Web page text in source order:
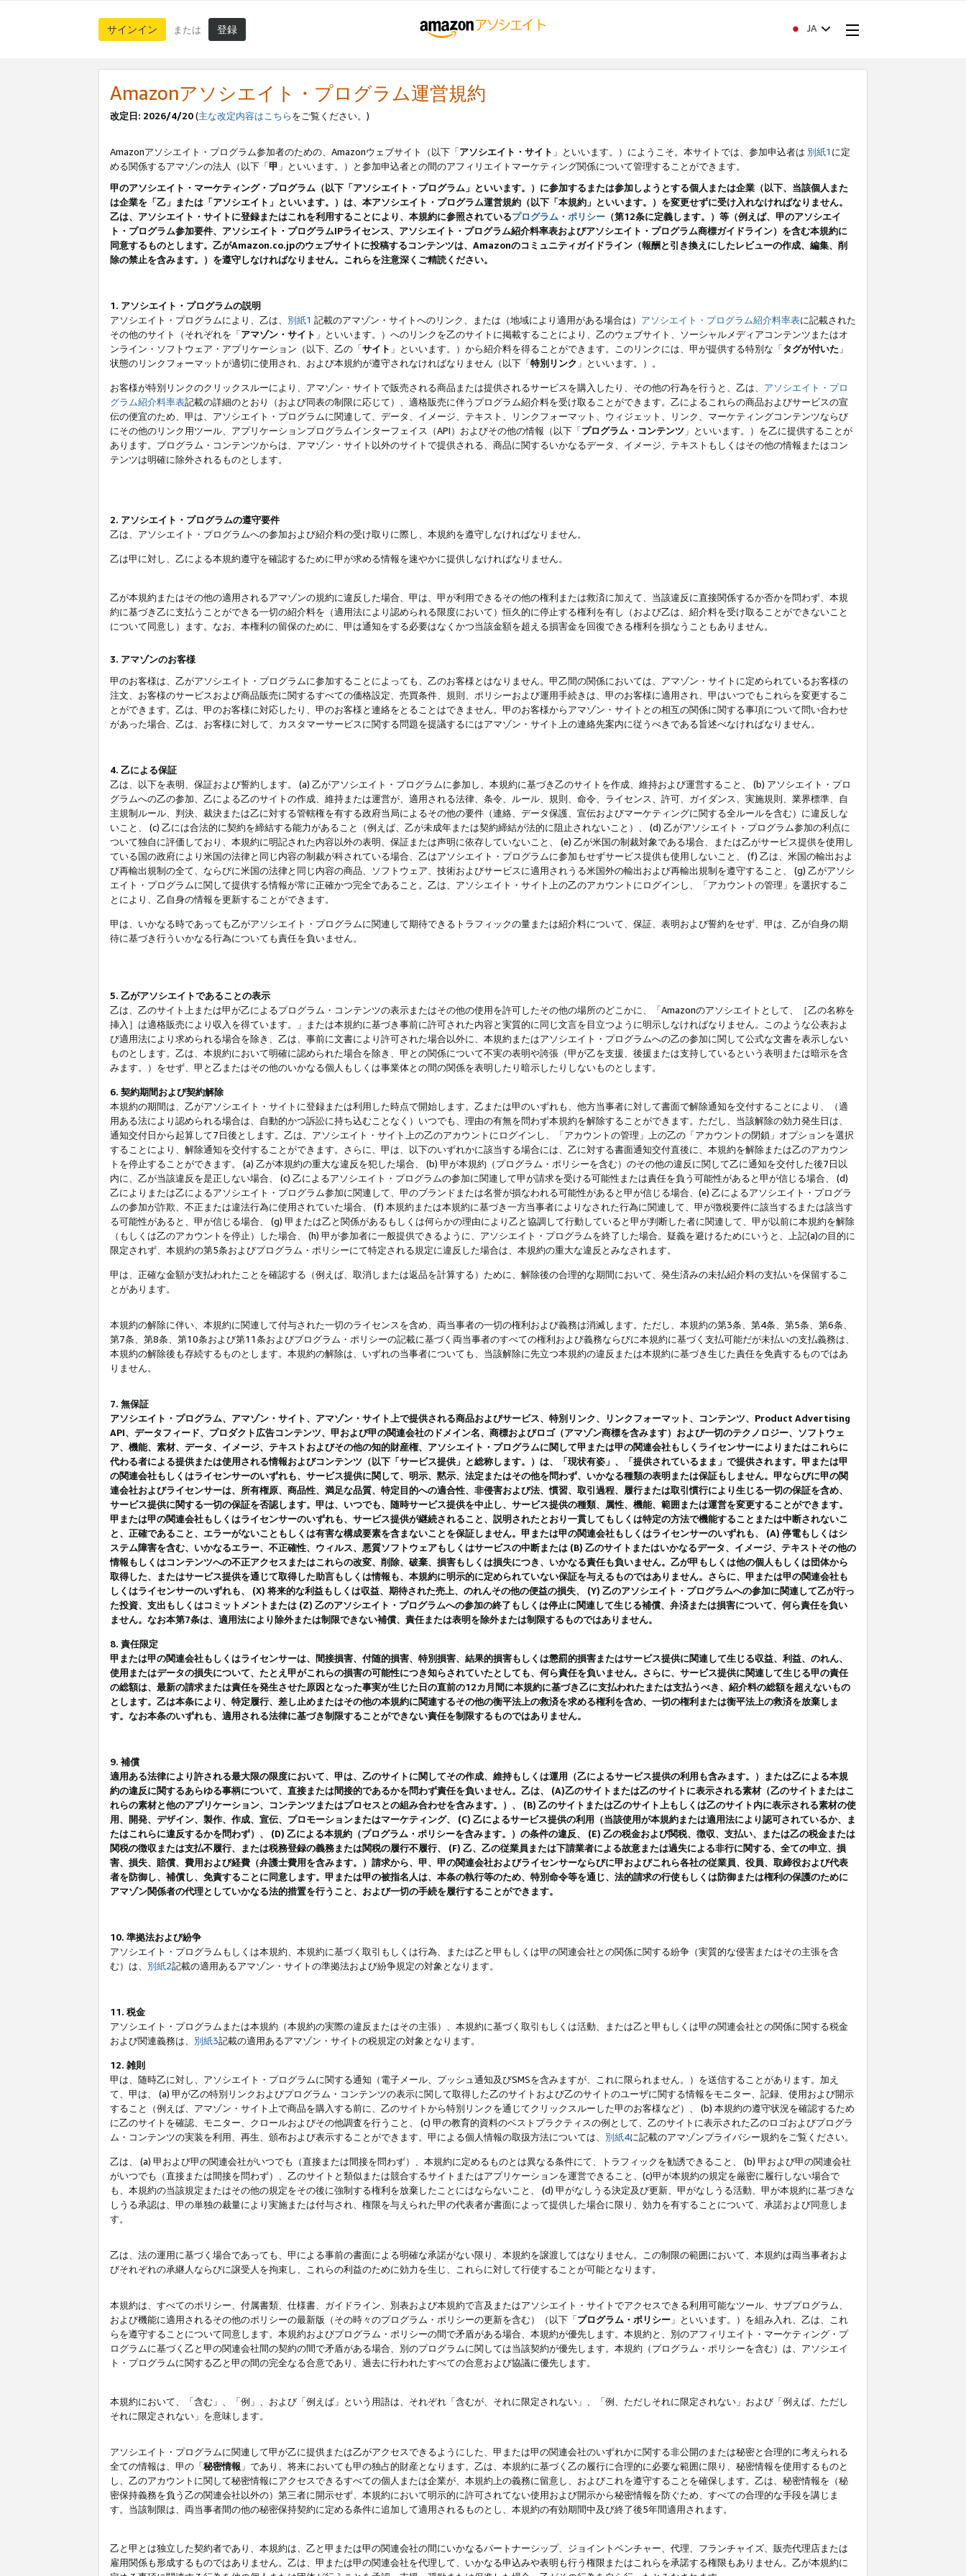
サインイン または 登録 JA
Amazonアソシエイト・プログラム運営規約
改定日: 2026/4/20(主な改定内容はこちらをご覧ください。)
Amazonアソシエイト・プログラム参加者のための、Amazonウェブサイト（以下「アソシエイト・サイト 」といいます。）にようこそ。本サイトでは、参加申込者は 別紙1 に定
める関係するアマゾンの法人（以下「甲 」といいます。）と参加申込者との間のアフィリエイトマーケティング関係について管理することができます。
甲のアソシエイト・マーケティング・プログラム（以下「アソシエイト・プログラム」といいます。）に参加するまたは参加しようとする個人または企業（以下、当該個人また
は企業を「乙」または「アソシエイト」といいます。）は、本アソシエイト・プログラム運営規約（以下「本規約」といいます。）を変更せずに受け入れなければなりません。
乙は、アソシエイト・サイトに登録またはこれを利用することにより、本規約に参照されているプログラム・ポリシー （第12条に定義します。）等（例えば、甲のアソシエイ
ト・プログラム参加要件、アソシエイト・プログラムIPライセンス、アソシエイト・プログラム紹介料率表およびアソシエイト・プログラム商標ガイドライン）を含む本規約に
同意するものとします。乙がAmazon.co.jpのウェブサイトに投稿するコンテンツは、Amazonのコミュニティガイドライン（報酬と引き換えにしたレビューの作成、編集、削
除の禁止を含みます。）を遵守しなければなりません。これらを注意深くご精読ください。
1. アソシエイト・プログラムの説明
アソシエイト・プログラムにより、乙は、 別紙1 記載のアマゾン・サイトへのリンク、または（地域により適用がある場合は） アソシエイト・プログラム紹介料率表に記載された
その他のサイト（それぞれを「アマゾン・サイト 」といいます。）へのリンクを乙のサイトに掲載することにより、乙のウェブサイト、ソーシャルメディアコンテンツまたはオ
ンライン・ソフトウェア・アプリケーション（以下、乙の「サイト 」といいます。）から紹介料を得ることができます。このリンクには、甲が提供する特別な「タグが付いた 」
状態のリンクフォーマットが適切に使用され、および本規約が遵守されなければなりません（以下「特別リンク 」といいます。）。
お客様が特別リンクのクリックスルーにより、アマゾン・サイトで販売される商品または提供されるサービスを購入したり、その他の行為を行うと、乙は、 アソシエイト・プロ
グラム紹介料率表記載の詳細のとおり（および同表の制限に応じて）、適格販売に伴うプログラム紹介料を受け取ることができます。乙によるこれらの商品およびサービスの宣
伝の便宜のため、甲は、アソシエイト・プログラムに関連して、データ、イメージ、テキスト、リンクフォーマット、ウィジェット、リンク、マーケティングコンテンツならび
にその他のリンク用ツール、アプリケーションプログラムインターフェイス（API）およびその他の情報（以下「プログラム・コンテンツ 」といいます。）を乙に提供することが
あります。プログラム・コンテンツからは、アマゾン・サイト以外のサイトで提供される、商品に関するいかなるデータ、イメージ、テキストもしくはその他の情報またはコン
テンツは明確に除外されるものとします。
2. アソシエイト・プログラムの遵守要件
乙は、アソシエイト・プログラムへの参加および紹介料の受け取りに際し、本規約を遵守しなければなりません。
乙は甲に対し、乙による本規約遵守を確認するために甲が求める情報を速やかに提供しなければなりません。
乙が本規約またはその他の適用されるアマゾンの規約に違反した場合、甲は、甲が利用できるその他の権利または救済に加えて、当該違反に直接関係するか否かを問わず、本規
約に基づき乙に支払うことができる一切の紹介料を（適用法により認められる限度において）恒久的に停止する権利を有し（および乙は、紹介料を受け取ることができないこと
について同意し）ます。なお、本権利の留保のために、甲は通知をする必要はなくかつ当該金額を超える損害金を回復できる権利を損なうこともありません。
3. アマゾンのお客様
甲のお客様は、乙がアソシエイト・プログラムに参加することによっても、乙のお客様とはなりません。甲乙間の関係においては、アマゾン・サイトに定められているお客様の
注文、お客様のサービスおよび商品販売に関するすべての価格設定、売買条件、規則、ポリシーおよび運用手続きは、甲のお客様に適用され、甲はいつでもこれらを変更するこ
とができます。乙は、甲のお客様に対応したり、甲のお客様と連絡をとることはできません。甲のお客様からアマゾン・サイトとの相互の関係に関する事項について問い合わせ
があった場合、乙は、お客様に対して、カスタマーサービスに関する問題を提議するにはアマゾン・サイト上の連絡先案内に従うべきである旨述べなければなりません。
4. 乙による保証
乙は、以下を表明、保証および誓約します。 (a) 乙がアソシエイト・プログラムに参加し、本規約に基づき乙のサイトを作成、維持および運営すること、 (b) アソシエイト・プロ
グラムへの乙の参加、乙による乙のサイトの作成、維持または運営が、適用される法律、条令、ルール、規則、命令、ライセンス、許可、ガイダンス、実施規則、業界標準、自
主規制ルール、判決、裁決または乙に対する管轄権を有する政府当局によるその他の要件（連絡、データ保護、宣伝およびマーケティングに関する全ルールを含む）に違反しな
いこと、 (c) 乙には合法的に契約を締結する能力があること（例えば、乙が未成年または契約締結が法的に阻止されないこと）、 (d) 乙がアソシエイト・プログラム参加の利点に
ついて独自に評価しており、本規約に明記された内容以外の表明、保証または声明に依存していないこと、 (e) 乙が米国の制裁対象である場合、または乙がサービス提供を使用し
ている国の政府により米国の法律と同じ内容の制裁が科されている場合、乙はアソシエイト・プログラムに参加もせずサービス提供も使用しないこと、 (f) 乙は、米国の輸出およ
び再輸出規制の全て、ならびに米国の法律と同じ内容の商品、ソフトウェア、技術およびサービスに適用されうる米国外の輸出および再輸出規制を遵守すること、 (g) 乙がアソシ
エイト・プログラムに関して提供する情報が常に正確かつ完全であること。乙は、アソシエイト・サイト上の乙のアカウントにログインし、「アカウントの管理」を選択するこ
とにより、乙自身の情報を更新することができます。
甲は、いかなる時であっても乙がアソシエイト・プログラムに関連して期待できるトラフィックの量または紹介料について、保証、表明および誓約をせず、甲は、乙が自身の期
待に基づき行ういかなる行為についても責任を負いません。
5. 乙がアソシエイトであることの表示
乙は、乙のサイト上または甲が乙によるプログラム・コンテンツの表示またはその他の使用を許可したその他の場所のどこかに、「Amazonのアソシエイトとして、［乙の名称を
挿入］は適格販売により収入を得ています。」または本規約に基づき事前に許可された内容と実質的に同じ文言を目立つように明示しなければなりません。このような公表およ
び適用法により求められる場合を除き、乙は、事前に文書により許可された場合以外に、本規約またはアソシエイト・プログラムへの乙の参加に関して公式な文書を表示しない
ものとします。乙は、本規約において明確に認められた場合を除き、甲との関係について不実の表明や誇張（甲が乙を支援、後援または支持しているという表明または暗示を含
みます。）をせず、甲と乙またはその他のいかなる個人もしくは事業体との間の関係を表明したり暗示したりしないものとします。
6. 契約期間および契約解除
本規約の期間は、乙がアソシエイト・サイトに登録または利用した時点で開始します。乙または甲のいずれも、他方当事者に対して書面で解除通知を交付することにより、（適
用ある法により認められる場合は、自動的かつ訴訟に持ち込むことなく）いつでも、理由の有無を問わず本規約を解除することができます。ただし、当該解除の効力発生日は、
通知交付日から起算して7日後とします。乙は、アソシエイト・サイト上の乙のアカウントにログインし、「アカウントの管理」上の乙の「アカウントの閉鎖」オプションを選択
することにより、解除通知を交付することができます。さらに、甲は、以下のいずれかに該当する場合には、乙に対する書面通知交付直後に、本規約を解除または乙のアカウン
トを停止することができます。 (a) 乙が本規約の重大な違反を犯した場合、 (b) 甲が本規約（プログラム・ポリシーを含む）のその他の違反に関して乙に通知を交付した後7日以
内に、乙が当該違反を是正しない場合、 (c) 乙によるアソシエイト・プログラムの参加に関連して甲が請求を受ける可能性または責任を負う可能性があると甲が信じる場合、 (d)
乙によりまたは乙によるアソシエイト・プログラム参加に関連して、甲のブランドまたは名誉が損なわれる可能性があると甲が信じる場合、(e) 乙によるアソシエイト・プログラ
ムの参加が詐欺、不正または違法行為に使用されていた場合、 (f) 本規約または本規約に基づき一方当事者によりなされた行為に関連して、甲が徴税要件に該当するまたは該当す
る可能性があると、甲が信じる場合、 (g) 甲または乙と関係があるもしくは何らかの理由により乙と協調して行動していると甲が判断した者に関連して、甲が以前に本規約を解除
（もしくは乙のアカウントを停止）した場合、 (h) 甲が参加者に一般提供できるように、アソシエイト・プログラムを終了した場合。疑義を避けるためにいうと、上記(a)の目的に
限定されず、本規約の第5条およびプログラム・ポリシーにて特定される規定に違反した場合は、本規約の重大な違反とみなされます。
甲は、正確な金額が支払われたことを確認する（例えば、取消しまたは返品を計算する）ために、解除後の合理的な期間において、発生済みの未払紹介料の支払いを保留するこ
とがあります。
本規約の解除に伴い、本規約に関連して付与された一切のライセンスを含め、両当事者の一切の権利および義務は消滅します。ただし、本規約の第3条、第4条、第5条、第6条、
第7条、第8条、第10条および第11条およびプログラム・ポリシーの記載に基づく両当事者のすべての権利および義務ならびに本規約に基づく支払可能だが未払いの支払義務は、
本規約の解除後も存続するものとします。本規約の解除は、いずれの当事者についても、当該解除に先立つ本規約の違反または本規約に基づき生じた責任を免責するものではあ
りません。
7. 無保証
アソシエイト・プログラム、アマゾン・サイト、アマゾン・サイト上で提供される商品およびサービス、特別リンク、リンクフォーマット、コンテンツ、Product Advertising
API、データフィード、プロダクト広告コンテンツ、甲および甲の関連会社のドメイン名、商標およびロゴ（アマゾン商標を含みます）および一切のテクノロジー、ソフトウェ
ア、機能、素材、データ、イメージ、テキストおよびその他の知的財産権、アソシエイト・プログラムに関して甲または甲の関連会社もしくライセンサーによりまたはこれらに
代わる者による提供または使用される情報およびコンテンツ（以下「サービス提供」と総称します。）は、「現状有姿」、「提供されているまま」で提供されます。甲または甲
の関連会社もしくはライセンサーのいずれも、サービス提供に関して、明示、黙示、法定またはその他を問わず、いかなる種類の表明または保証もしません。甲ならびに甲の関
連会社およびライセンサーは、所有権原、商品性、満足な品質、特定目的への適合性、非侵害および法、慣習、取引過程、履行または取引慣行により生じる一切の保証を含め、
サービス提供に関する一切の保証を否認します。甲は、いつでも、随時サービス提供を中止し、サービス提供の種類、属性、機能、範囲または運営を変更することができます。
甲または甲の関連会社もしくはライセンサーのいずれも、サービス提供が継続されること、説明されたとおり一貫してもしくは特定の方法で機能することまたは中断されないこ
と、正確であること、エラーがないこともしくは有害な構成要素を含まないことを保証しません。甲または甲の関連会社もしくはライセンサーのいずれも、 (A) 停電もしくはシ
ステム障害を含む、いかなるエラー、不正確性、ウィルス、悪質ソフトウェアもしくはサービスの中断または (B) 乙のサイトまたはいかなるデータ、イメージ、テキストその他の
情報もしくはコンテンツへの不正アクセスまたはこれらの改変、削除、破棄、損害もしくは損失につき、いかなる責任も負いません。乙が甲もしくは他の個人もしくは団体から
取得した、またはサービス提供を通じて取得した助言もしくは情報も、本規約に明示的に定められていない保証を与えるものではありません。さらに、甲または甲の関連会社も
しくはライセンサーのいずれも、 (X) 将来的な利益もしくは収益、期待された売上、のれんその他の便益の損失、 (Y) 乙のアソシエイト・プログラムへの参加に関連して乙が行っ
た投資、支出もしくはコミットメントまたは (Z) 乙のアソシエイト・プログラムへの参加の終了もしくは停止に関連して生じる補償、弁済または損害について、何ら責任を負い
ません。なお本第7条は、適用法により除外または制限できない補償、責任または表明を除外または制限するものではありません。
8. 責任限定
甲または甲の関連会社もしくはライセンサーは、間接損害、付随的損害、特別損害、結果的損害もしくは懲罰的損害またはサービス提供に関連して生じる収益、利益、のれん、
使用またはデータの損失について、たとえ甲がこれらの損害の可能性につき知らされていたとしても、何ら責任を負いません。さらに、サービス提供に関連して生じる甲の責任
の総額は、最新の請求または責任を発生させた原因となった事実が生じた日の直前の12カ月間に本規約に基づき乙に支払われたまたは支払うべき、紹介料の総額を超えないもの
とします。乙は本条により、特定履行、差し止めまたはその他の本規約に関連するその他の衡平法上の救済を求める権利を含め、一切の権利または衡平法上の救済を放棄しま
す。なお本条のいずれも、適用される法律に基づき制限することができない責任を制限するものではありません。
9. 補償
適用ある法律により許される最大限の限度において、甲は、乙のサイトに関してその作成、維持もしくは運用（乙によるサービス提供の利用も含みます。）または乙による本規
約の違反に関するあらゆる事柄について、直接または間接的であるかを問わず責任を負いません。乙は、 (A)乙のサイトまたは乙のサイトに表示される素材（乙のサイトまたはこ
れらの素材と他のアプリケーション、コンテンツまたはプロセスとの組み合わせを含みます。）、 (B) 乙のサイトまたは乙のサイト上もしくは乙のサイト内に表示される素材の使
用、開発、デザイン、製作、作成、宣伝、プロモーションまたはマーケティング、 (C) 乙によるサービス提供の利用（当該使用が本規約または適用法により認可されているか、ま
たはこれらに違反するかを問わず）、 (D) 乙による本規約（プログラム・ポリシーを含みます。）の条件の違反、 (E) 乙の税金および関税、徴収、支払い、または乙の税金または
関税の徴収または支払不履行、または税務登録の義務または関税の履行不履行、 (F) 乙、乙の従業員または下請業者による故意または過失による非行に関する、全ての申立、損
害、損失、賠償、費用および経費（弁護士費用を含みます。）請求から、甲、甲の関連会社およびライセンサーならびに甲およびこれら各社の従業員、役員、取締役および代表
者を防御し、補償し、免責することに同意します。甲または甲の被指名人は、本条の執行等のため、特別命令等を通じ、法的請求の行使もしくは防御または権利の保護のために
アマゾン関係者の代理としていかなる法的措置を行うこと、および一切の手続を履行することができます。
10. 準拠法および紛争
アソシエイト・プログラムもしくは本規約、本規約に基づく取引もしくは行為、または乙と甲もしくは甲の関連会社との関係に関する紛争（実質的な侵害またはその主張を含
む）は、 別紙2記載の適用あるアマゾン・サイトの準拠法および紛争規定の対象となります。
11. 税金
アソシエイト・プログラムまたは本規約（本規約の実際の違反またはその主張）、本規約に基づく取引もしくは活動、または乙と甲もしくは甲の関連会社との関係に関する税金
および関連義務は、 別紙3記載の適用あるアマゾン・サイトの税規定の対象となります。
12. 雑則
甲は、随時乙に対し、アソシエイト・プログラムに関する通知（電子メール、プッシュ通知及びSMSを含みますが、これに限られません。）を送信することがあります。加え
て、甲は、 (a) 甲が乙の特別リンクおよびプログラム・コンテンツの表示に関して取得した乙のサイトおよび乙のサイトのユーザに関する情報をモニター、記録、使用および開示
すること（例えば、アマゾン・サイト上で商品を購入する前に、乙のサイトから特別リンクを通じてクリックスルーした甲のお客様など）、 (b) 本規約の遵守状況を確認するため
に乙のサイトを確認、モニター、クロールおよびその他調査を行うこと、 (c) 甲の教育的資料のベストプラクティスの例として、乙のサイトに表示された乙のロゴおよびプログラ
ム・コンテンツの実装を利用、再生、頒布および表示することができます。甲による個人情報の取扱方法については、 別紙4に記載のアマゾンプライバシー規約をご覧ください。
乙は、 (a) 甲および甲の関連会社がいつでも（直接または間接を問わず）、本規約に定めるものとは異なる条件にて、トラフィックを勧誘できること、 (b) 甲および甲の関連会社
がいつでも（直接または間接を問わず）、乙のサイトと類似または競合するサイトまたはアプリケーションを運営できること、(c)甲が本規約の規定を厳密に履行しない場合で
も、本規約の当該規定またはその他の規定をその後に強制する権利を放棄したことにはならないこと、 (d) 甲がなしうる決定及び更新、甲がなしうる活動、甲が本規約に基づきな
しうる承認は、甲の単独の裁量により実施または付与され、権限を与えられた甲の代表者が書面によって提供した場合に限り、効力を有することについて、承諾および同意しま
す。
乙は、法の運用に基づく場合であっても、甲による事前の書面による明確な承諾がない限り、本規約を譲渡してはなりません。この制限の範囲において、本規約は両当事者およ
びそれぞれの承継人ならびに譲受人を拘束し、これらの利益のために効力を生じ、これらに対して行使することが可能となります。
本規約は、すべてのポリシー、付属書類、仕様書、ガイドライン、別表および本規約で言及またはアソシエイト・サイトでアクセスできる利用可能なツール、サブプログラム、
および機能に適用されるその他のポリシーの最新版（その時々のプログラム・ポリシーの更新を含む）（以下「プログラム・ポリシー 」といいます。）を組み入れ、乙は、これ
らを遵守することについて同意します。本規約およびプログラム・ポリシーの間で矛盾がある場合、本規約が優先します。本規約と、別のアフィリエイト・マーケティング・プ
ログラムに基づく乙と甲の関連会社間の契約の間で矛盾がある場合、別のプログラムに関しては当該契約が優先します。本規約（プログラム・ポリシーを含む）は、アソシエイ
ト・プログラムに関する乙と甲の間の完全なる合意であり、過去に行われたすべての合意および協議に優先します。
本規約において、「含む」、「例」、および「例えば」という用語は、それぞれ「含むが、それに限定されない」、「例、ただしそれに限定されない」および「例えば、ただし
それに限定されない」を意味します。
アソシエイト・プログラムに関連して甲が乙に提供または乙がアクセスできるようにした、甲または甲の関連会社のいずれかに関する非公開のまたは秘密と合理的に考えられる
全ての情報は、甲の「秘密情報 」であり、将来においても甲の独占的財産となります。乙は、本規約に基づく乙の履行に合理的に必要な範囲に限り、秘密情報を使用するものと
し、乙のアカウントに関して秘密情報にアクセスできるすべての個人または企業が、本規約上の義務に留意し、およびこれを遵守することを確保します。乙は、秘密情報を（秘
密保持義務を負う乙の関連会社以外の）第三者に開示せず、本規約において明示的に許可されてない使用および開示から秘密情報を防ぐため、すべての合理的な手段を講じま
す。当該制限は、両当事者間の他の秘密保持契約に定める条件に追加して適用されるものとし、本規約の有効期間中及び終了後5年間適用されます。
乙と甲とは独立した契約者であり、本規約は、乙と甲または甲の関連会社の間にいかなるパートナーシップ、ジョイントベンチャー、代理、フランチャイズ、販売代理店または
雇用関係も形成するものではありません。乙は、甲または甲の関連会社を代理して、いかなる申込みや表明も行う権限またはこれらを承諾する権限もありません。乙が本規約に